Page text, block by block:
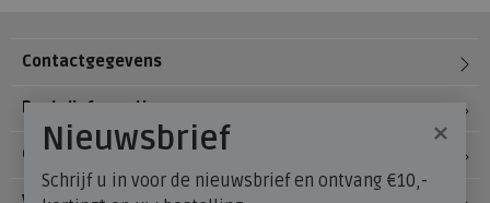
Contactgegevens
Bestelinformatie
Over Meijerink Schoenen
×
Nieuwsbrief
Schrijf u in voor de nieuwsbrief en ontvang €10,-